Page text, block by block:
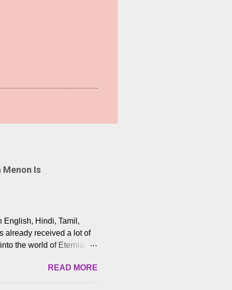
Menon Is
English, Hindi, Tamil,
already received a lot of
the world of Eternia,
celebrated playback
for memorable songs
READ MORE